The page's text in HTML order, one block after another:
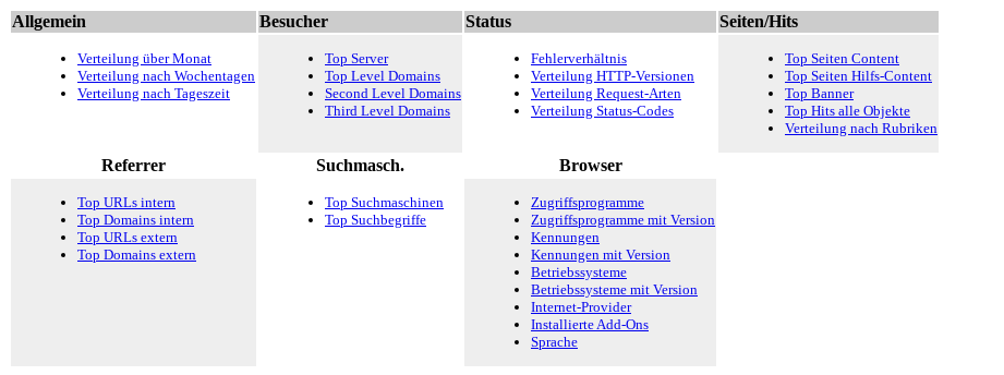
Allgemein Besucher Status Seiten/Hits
Verteilung über Monat
Verteilung nach Wochentagen
Verteilung nach Tageszeit
Top Server
Top Level Domains
Second Level Domains
Third Level Domains
Fehlerverhältnis
Verteilung HTTP-Versionen
Verteilung Request-Arten
Verteilung Status-Codes
Top Seiten Content
Top Seiten Hilfs-Content
Top Banner
Top Hits alle Objekte
Verteilung nach Rubriken
Referrer Suchmasch. Browser
Top URLs intern
Top Domains intern
Top URLs extern
Top Domains extern
Top Suchmaschinen
Top Suchbegriffe
Zugriffsprogramme
Zugriffsprogramme mit Version
Kennungen
Kennungen mit Version
Betriebssysteme
Betriebssysteme mit Version
Internet-Provider
Installierte Add-Ons
Sprache